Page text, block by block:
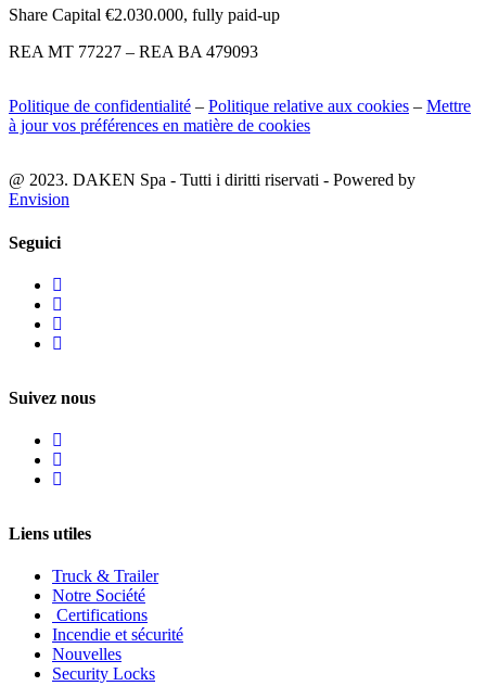
Share Capital €2.030.000, fully paid-up
REA MT 77227 – REA BA 479093
Politique de confidentialité – Politique relative aux cookies – Mettre
à jour vos préférences en matière de cookies
@ 2023. DAKEN Spa - Tutti i diritti riservati - Powered by
Envision
Seguici
Suivez nous
Liens utiles
Truck & Trailer
Notre Société
Certifications
Incendie et sécurité
Nouvelles
Security Locks